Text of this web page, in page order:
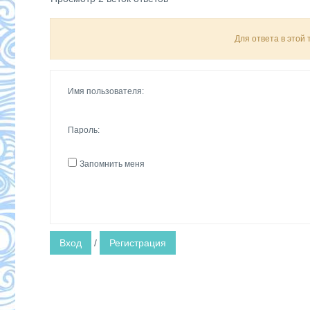
Для ответа в этой
Имя пользователя:
Пароль:
Запомнить меня
Вход / Регистрация